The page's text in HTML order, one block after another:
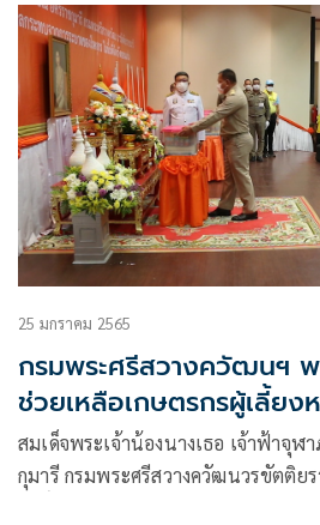
25 มกราคม 2565
กรมพระศรีสวางควัฒนฯ พ
ช่วยเหลือเกษตรกรผู้เลี้ย
สมเด็จพระเจ้าน้องนางเธอ เจ้าฟ้าจุ
กุมารี กรมพระศรีสวางควัฒนวรขัตติย